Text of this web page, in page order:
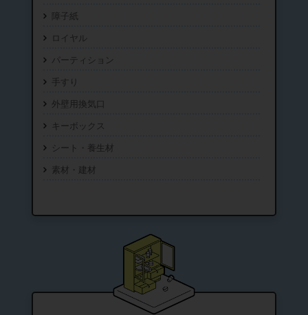
障子紙
ロイヤル
パーティション
手すり
外壁用換気口
キーボックス
シート・養生材
素材・建材